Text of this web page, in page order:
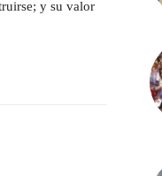
y su valor